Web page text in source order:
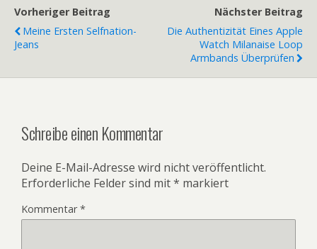
Vorheriger Beitrag
Meine Ersten Selfnation-
Jeans
Nächster Beitrag
Die Authentizität Eines Apple
Watch Milanaise Loop
Armbands Überprüfen
Schreibe einen Kommentar
Deine E-Mail-Adresse wird nicht veröffentlicht.
Erforderliche Felder sind mit* markiert
Kommentar*